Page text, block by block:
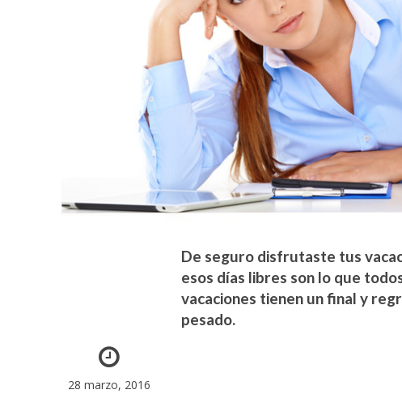
28 marzo, 2016
De seguro disfrutaste tus
esos días libres son lo que
vacaciones tienen un final y
pesado.